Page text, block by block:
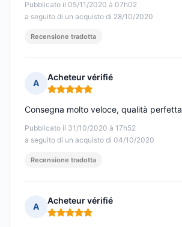
Pubblicato il 05/11/2020 à 07h02
a seguito di un acquisto di 28/10/2020
Recensione tradotta
A
Acheteur vérifié
Nota: 5 su 5
Pubblicato il 31/10/2020 à 17h52
a seguito di un acquisto di 04/10/2020
Consegna molto veloce, qualità perfetta
Recensione tradotta
A
Acheteur vérifié
Nota: 5 su 5